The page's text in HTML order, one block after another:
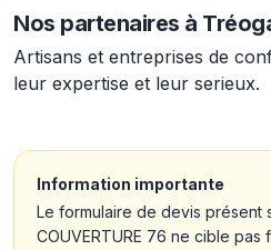
Nos partenaires à
Artisans et entreprises de
leur expertise et leur serieux.
Information importante
Le formulaire de devis présent
COUVERTURE 76 ne cible pas